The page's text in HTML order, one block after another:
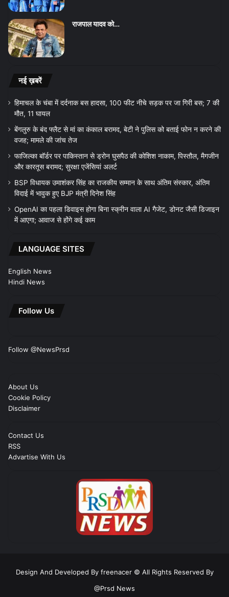
राजपाल यादव को…
नई ख़बरें
हिमाचल के चंबा में दर्दनाक बस हादसा, 100 फीट नीचे सड़क पर जा गिरी बस; 7 की
मौत, 11 घायल
बेंगलुरु के बंद फ्लैट से मां का कंकाल बरामद, बेटी ने पुलिस को बताई फोन न करने की
वजह; मामले की जांच तेज
फाजिल्का बॉर्डर पर पाकिस्तान से ड्रोन घुसपैठ की कोशिश नाकाम, पिस्तौल, मैगजीन
और कारतूस बरामद; सुरक्षा एजेंसियां अलर्ट
BSP विधायक उमाशंकर सिंह का राजकीय सम्मान के साथ अंतिम संस्कार, अंतिम
विदाई में भावुक हुए BJP मंत्री दिनेश सिंह
OpenAI का पहला डिवाइस होगा बिना स्क्रीन वाला AI गैजेट, डोनट जैसी डिजाइन
में आएगा; आवाज से होंगे कई काम
LANGUAGE SITES
English News
Hindi News
Follow Us
Follow @NewsPrsd
About Us
Cookie Policy
Disclaimer
Contact Us
RSS
Advartise With Us
Design And Developed By freenacer © All Rights Reserved By
@Prsd News